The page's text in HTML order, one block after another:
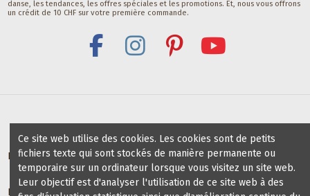
danse, les tendances, les offres spéciales et les promotions. Et, nous vous offrons
un crédit de 10 CHF sur votre première commande.
Bénéfices pour profs / groups de danse
Écoles de danse partenaires
Ce site web utilise des cookies. Les cookies sont de petits
fichiers texte qui sont stockés de manière permanente ou
temporaire sur un ordinateur lorsque vous visitez un site web.
Leur objectif est d'analyser l'utilisation de ce site web à des